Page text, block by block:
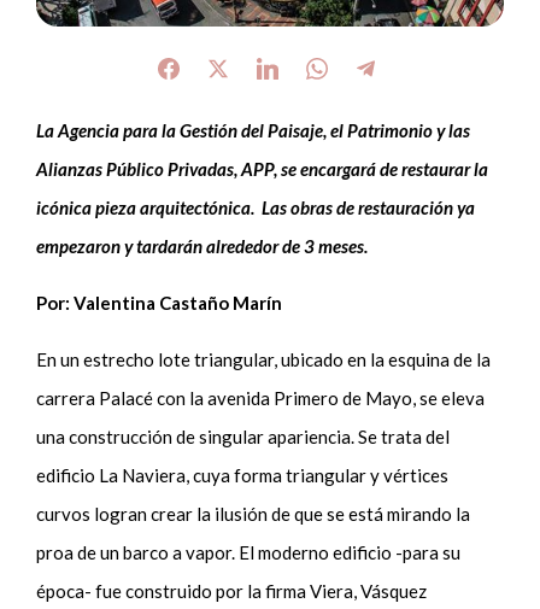
La Agencia para la Gestión del Paisaje, el Patrimonio y las
AlianzasPúblico Privadas, APP, se encargará de restaurar la
icónica pieza arquitectónica.Las obras de restauración ya
empezaron y tardarán alrededor de 3 meses.
Por: Valentina Castaño Marín
En un estrecho lote triangular, ubicado en la esquina de la
carrera Palacé con la avenida Primero de Mayo, se eleva
una construcción de singular apariencia. Se trata del
edificio La Naviera, cuya forma triangular y vértices
curvos logran crear la ilusión de que se está mirando la
proa de un barco a vapor. El moderno edificio -para su
época- fue construido por la firma Viera, Vásquez